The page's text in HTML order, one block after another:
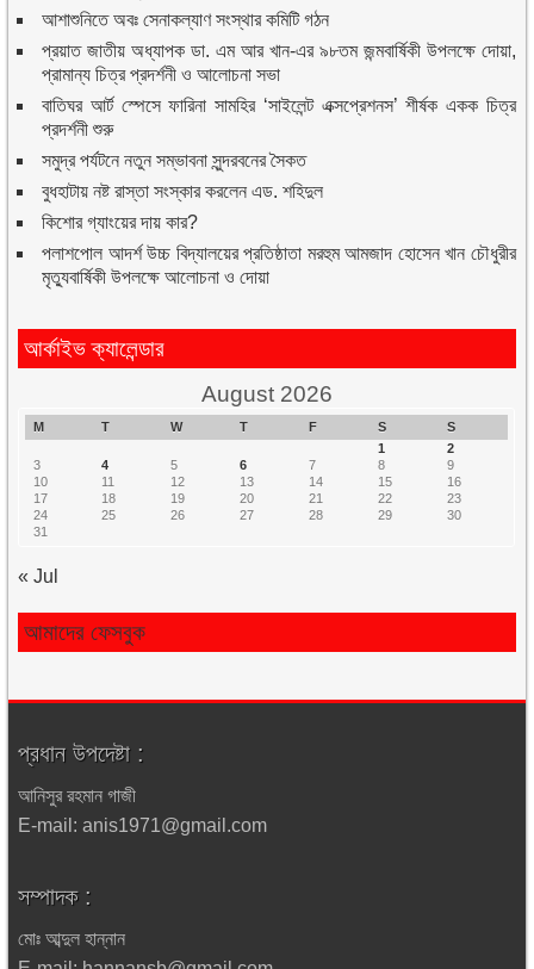
আশাশুনিতে অবঃ সেনাকল্যাণ সংস্থার কমিটি গঠন
প্রয়াত জাতীয় অধ্যাপক ডা. এম আর খান-এর ৯৮তম জন্মবার্ষিকী উপলক্ষে দোয়া,
প্রামান্য চিত্র প্রদর্শনী ও আলোচনা সভা
বাতিঘর আর্ট স্পেসে ফারিনা সামহির ‘সাইলেন্ট এক্সপ্রেশনস’ শীর্ষক একক চিত্র
প্রদর্শনী শুরু
সমুদ্র পর্যটনে নতুন সম্ভাবনা সুন্দরবনের সৈকত
বুধহাটায় নষ্ট রাস্তা সংস্কার করলেন এড. শহিদুল
কিশোর গ্যাংয়ের দায় কার?
পলাশপোল আদর্শ উচ্চ বিদ্যালয়ের প্রতিষ্ঠাতা মরহুম আমজাদ হোসেন খান চৌধুরীর
মৃত্যুবার্ষিকী উপলক্ষে আলোচনা ও দোয়া
আর্কাইভ ক্যালেন্ডার
August 2026
M T W T F S
S
1
2
3
4 5 6 7 8
9
10
11 12 13 14 15
16
17
18 19 20 21 22
23
24
25 26 27 28 29
30
31
« Jul
আমাদের ফেসবুক
প্রধান উপদেষ্টা :
আনিসুর রহমান গাজী
E-mail: anis1971@gmail.com
সম্পাদক :
মোঃ আব্দুল হান্নান